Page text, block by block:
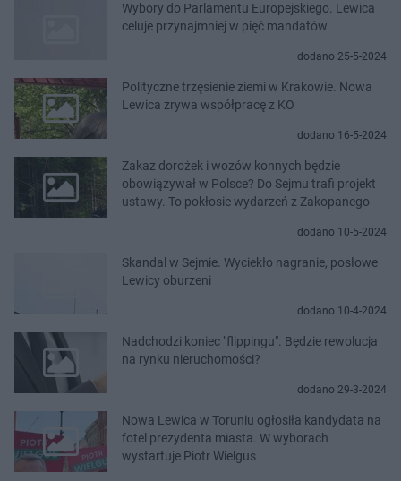
Wybory do Parlamentu Europejskiego. Lewica
celuje przynajmniej w pięć mandatów
dodano 25-5-2024
Polityczne trzęsienie ziemi w Krakowie. Nowa
Lewica zrywa współpracę z KO
dodano 16-5-2024
Zakaz dorożek i wozów konnych będzie
obowiązywał w Polsce? Do Sejmu trafi projekt
ustawy. To pokłosie wydarzeń z Zakopanego
dodano 10-5-2024
Skandal w Sejmie. Wyciekło nagranie, posłowe
Lewicy oburzeni
dodano 10-4-2024
Nadchodzi koniec "flippingu". Będzie rewolucja
na rynku nieruchomości?
dodano 29-3-2024
Nowa Lewica w Toruniu ogłosiła kandydata na
fotel prezydenta miasta. W wyborach
wystartuje Piotr Wielgus